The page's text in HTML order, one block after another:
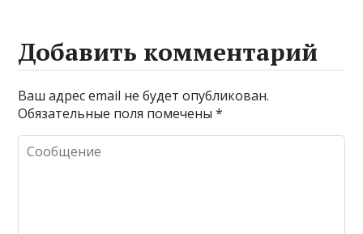
Добавить комментарий
Ваш адрес email не будет опубликован.
Обязательные поля помечены*